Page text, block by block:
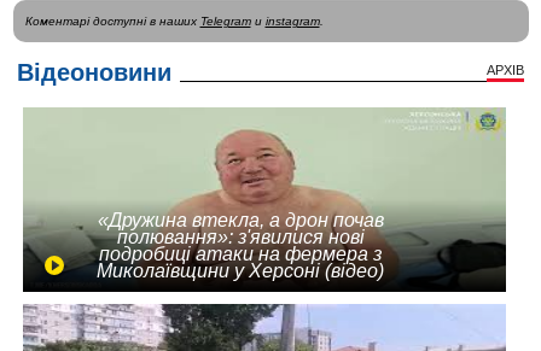
Коментарі доступні в наших Telegramи instagram.
Відеоновини АРХІВ
«Дружина втекла, а дрон почав
полювання»: з'явилися нові
подробиці атаки на фермера з
Миколаївщини у Херсоні (відео)